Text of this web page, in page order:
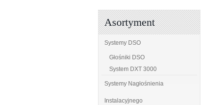
Asortyment
Systemy DSO
Głośniki DSO
System DXT 3000
Systemy Nagłośnienia
Instalacyjnego